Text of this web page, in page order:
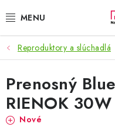
na
NAŠE AKCIE!
NAŠE NOVINKY!
POTRAVINY
Reproduktory a slúchadlá
Prenosný
RIENOK 30W
Nové